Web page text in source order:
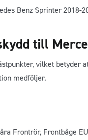
Benz Sprinter 2018-
till
vilket betyder
medföljer.
Frontrör, Frontbåge